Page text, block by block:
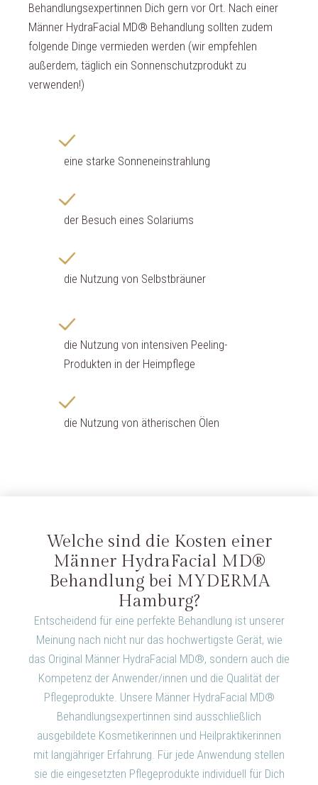
Behandlungsexpertinnen Dich gern vor Ort. Nach einer
Männer HydraFacial MD® Behandlung sollten zudem
folgende Dinge vermieden werden (wir empfehlen
außerdem, täglich ein Sonnenschutzprodukt zu
verwenden!)
eine starke Sonneneinstrahlung
der Besuch eines Solariums
die Nutzung von Selbstbräuner
die Nutzung von intensiven Peeling-
Produkten in der Heimpflege
die Nutzung von ätherischen Ölen
Welche sind die Kosten einer
Männer HydraFacial MD®
Behandlung bei MYDERMA
Hamburg?
Entscheidend für eine perfekte Behandlung ist unserer
Meinung nach nicht nur das hochwertigste Gerät, wie
das Original Männer HydraFacial MD®, sondern auch die
Kompetenz der Anwender/innen und die Qualität der
Pflegeprodukte. Unsere Männer HydraFacial MD®
Behandlungsexpertinnen sind ausschließlich
ausgebildete Kosmetikerinnen und Heilpraktikerinnen
mit langjähriger Erfahrung. Für jede Anwendung stellen
sie die eingesetzten Pflegeprodukte individuell für Dich